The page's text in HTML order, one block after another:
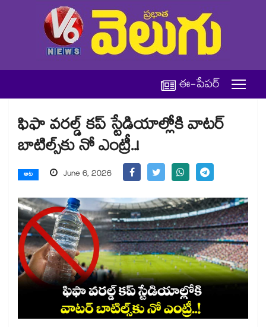
ఈ-పేపర్
ఫిఫా వరల్డ్‌‌‌‌‌‌‌‌ కప్‌‌‌‌‌‌‌‌ స్టేడియాల్లోకి వాటర్‌‌‌‌‌‌‌‌
బాటిల్స్‌‌‌‌‌‌‌‌కు నో ఎంట్రీ..!
ఆట June 6, 2026